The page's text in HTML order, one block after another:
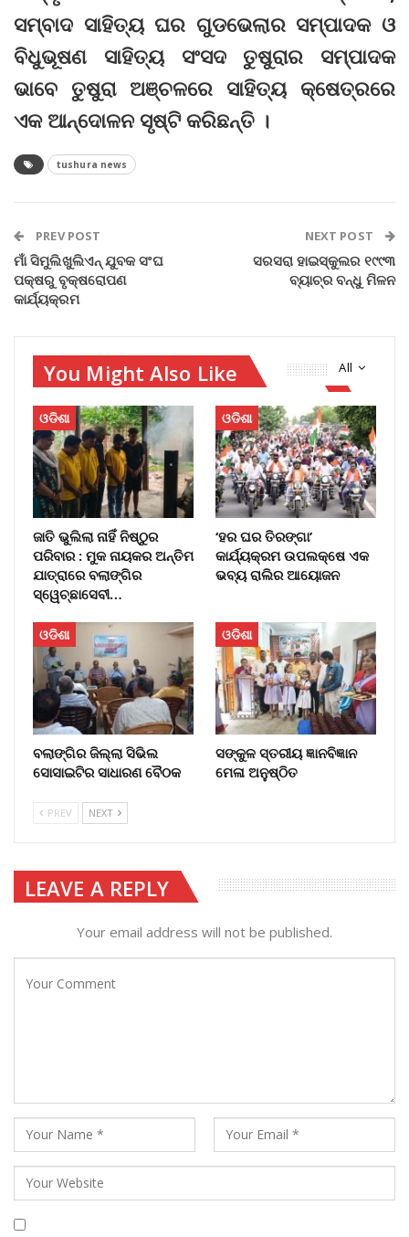
ସମ୍ବାଦ ସାହିତ୍ୟ ଘର ଗୁଡଭେଲାର ସମ୍ପାଦକ ଓ
ବିଧୁଭୂଷଣ ସାହିତ୍ୟ ସଂସଦ ତୁଷୁରାର ସମ୍ପାଦକ
ଭାବେ ତୁଷୁରା ଅଞ୍ଚଳରେ ସାହିତ୍ୟ କ୍ଷେତ୍ରରେ
ଏକ ଆନ୍ଦୋଳନ ସୃଷ୍ଟି କରିଛନ୍ତି ।
tushura news
PREV POST
ମାଁ ସିମୁଲିଖୁଲିଏନ୍‌ ଯୁବକ ସଂଘ
ପକ୍ଷରୁ ବୃକ୍ଷରୋପଣ
କାର୍ଯ୍ୟକ୍ରମ
NEXT POST
ସରସରା ହାଇସ୍କୁଲର ୧୯୯୩
ବ୍ୟାଚ୍‌ର ବନ୍ଧୁ ମିଳନ
All
You Might Also Like
ଓଡିଶା
​ଜାତି ଭୁଲିଲା ନାହିଁ ନିଷ୍ଠୁର
ପରିବାର : ମୁକ ନାୟକର ଅନ୍ତିମ
ଯାତ୍ରାରେ ବଲାଙ୍ଗିର
ସ୍ୱେଚ୍ଛାସେବୀ…
ଓଡିଶା
‘ହର ଘର ତିରଙ୍ଗା’
କାର୍ଯ୍ୟକ୍ରମ ଉପଲକ୍ଷେ ଏକ
ଭବ୍ୟ ରାଲିର ଆୟୋଜନ
ଓଡିଶା
ବଲାଙ୍ଗିର ଜିଲ୍ଲା ସିଭିଲ
ସୋସାଇଟିର ସାଧାରଣ ବୈଠକ
ଓଡିଶା
ସଙ୍କୁଳ ସ୍ତରୀୟ ଜ୍ଞାନବିଜ୍ଞାନ
ମେଳା ଅନୁଷ୍ଠିତ
PREV NEXT
LEAVE A REPLY
Your email address will not be published.